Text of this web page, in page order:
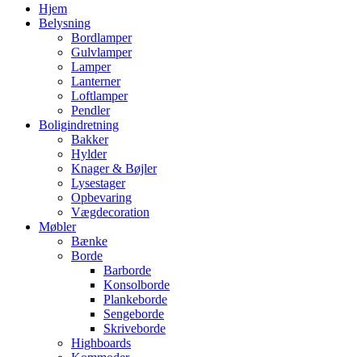
Hjem
Belysning
Bordlamper
Gulvlamper
Lamper
Lanterner
Loftlamper
Pendler
Boligindretning
Bakker
Hylder
Knager & Bøjler
Lysestager
Opbevaring
Vægdecoration
Møbler
Bænke
Borde
Barborde
Konsolborde
Plankeborde
Sengeborde
Skriveborde
Highboards